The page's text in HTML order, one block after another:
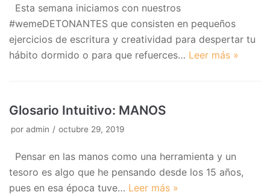
Esta semana iniciamos con nuestros
#wemeDETONANTES que consisten en pequeños
ejercicios de escritura y creatividad para despertar tu
hábito dormido o para que refuerces… Leer más »
Glosario Intuitivo: MANOS
por admin octubre 29, 2019
Pensar en las manos como una herramienta y un
tesoro es algo que he pensando desde los 15 años,
pues en esa época tuve… Leer más »